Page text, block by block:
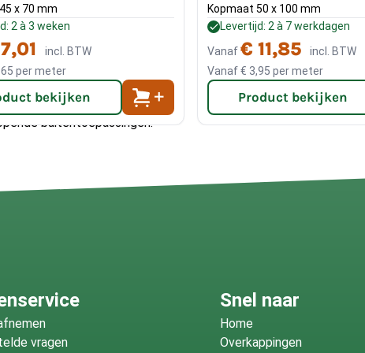
vuren
buitentoepassingen.
overkappingen,
een duurzame keuze is
x 70 mm
2 à 3 weken
incl. BTW
per meter
bekijken
Kopmaat 50 x 100 mm
Levertijd: 2 à 7 werkdagen
Vanaf€ 11,85
incl. BTW
Vanaf € 3,95 per meter
Product bekijken
vragen
Snel naar
Home
Overkappingen